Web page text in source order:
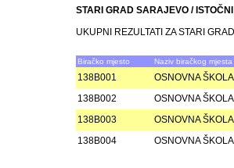
STARI GRAD SARAJEVO /
UKUPNI REZULTATI ZA STARI
Biračko mjesto Naziv biračkog mjesta
138B001
OSNOVNA
138B002
OSNOVNA
138B003
OSNOVNA
138B004
OSNOVNA